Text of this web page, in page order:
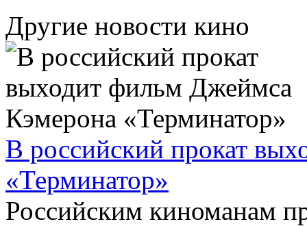
Другие новости кино
В российский прокат
«Терминатор»
Российским киноманам